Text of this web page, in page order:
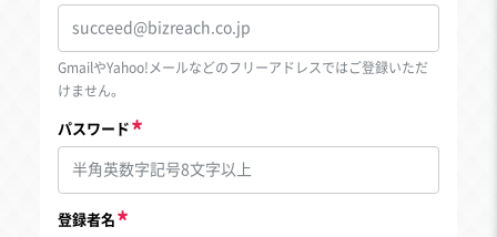
GmailやYahoo!メールなどのフリーアドレスではご登録いただ
けません。
パスワード
登録者名